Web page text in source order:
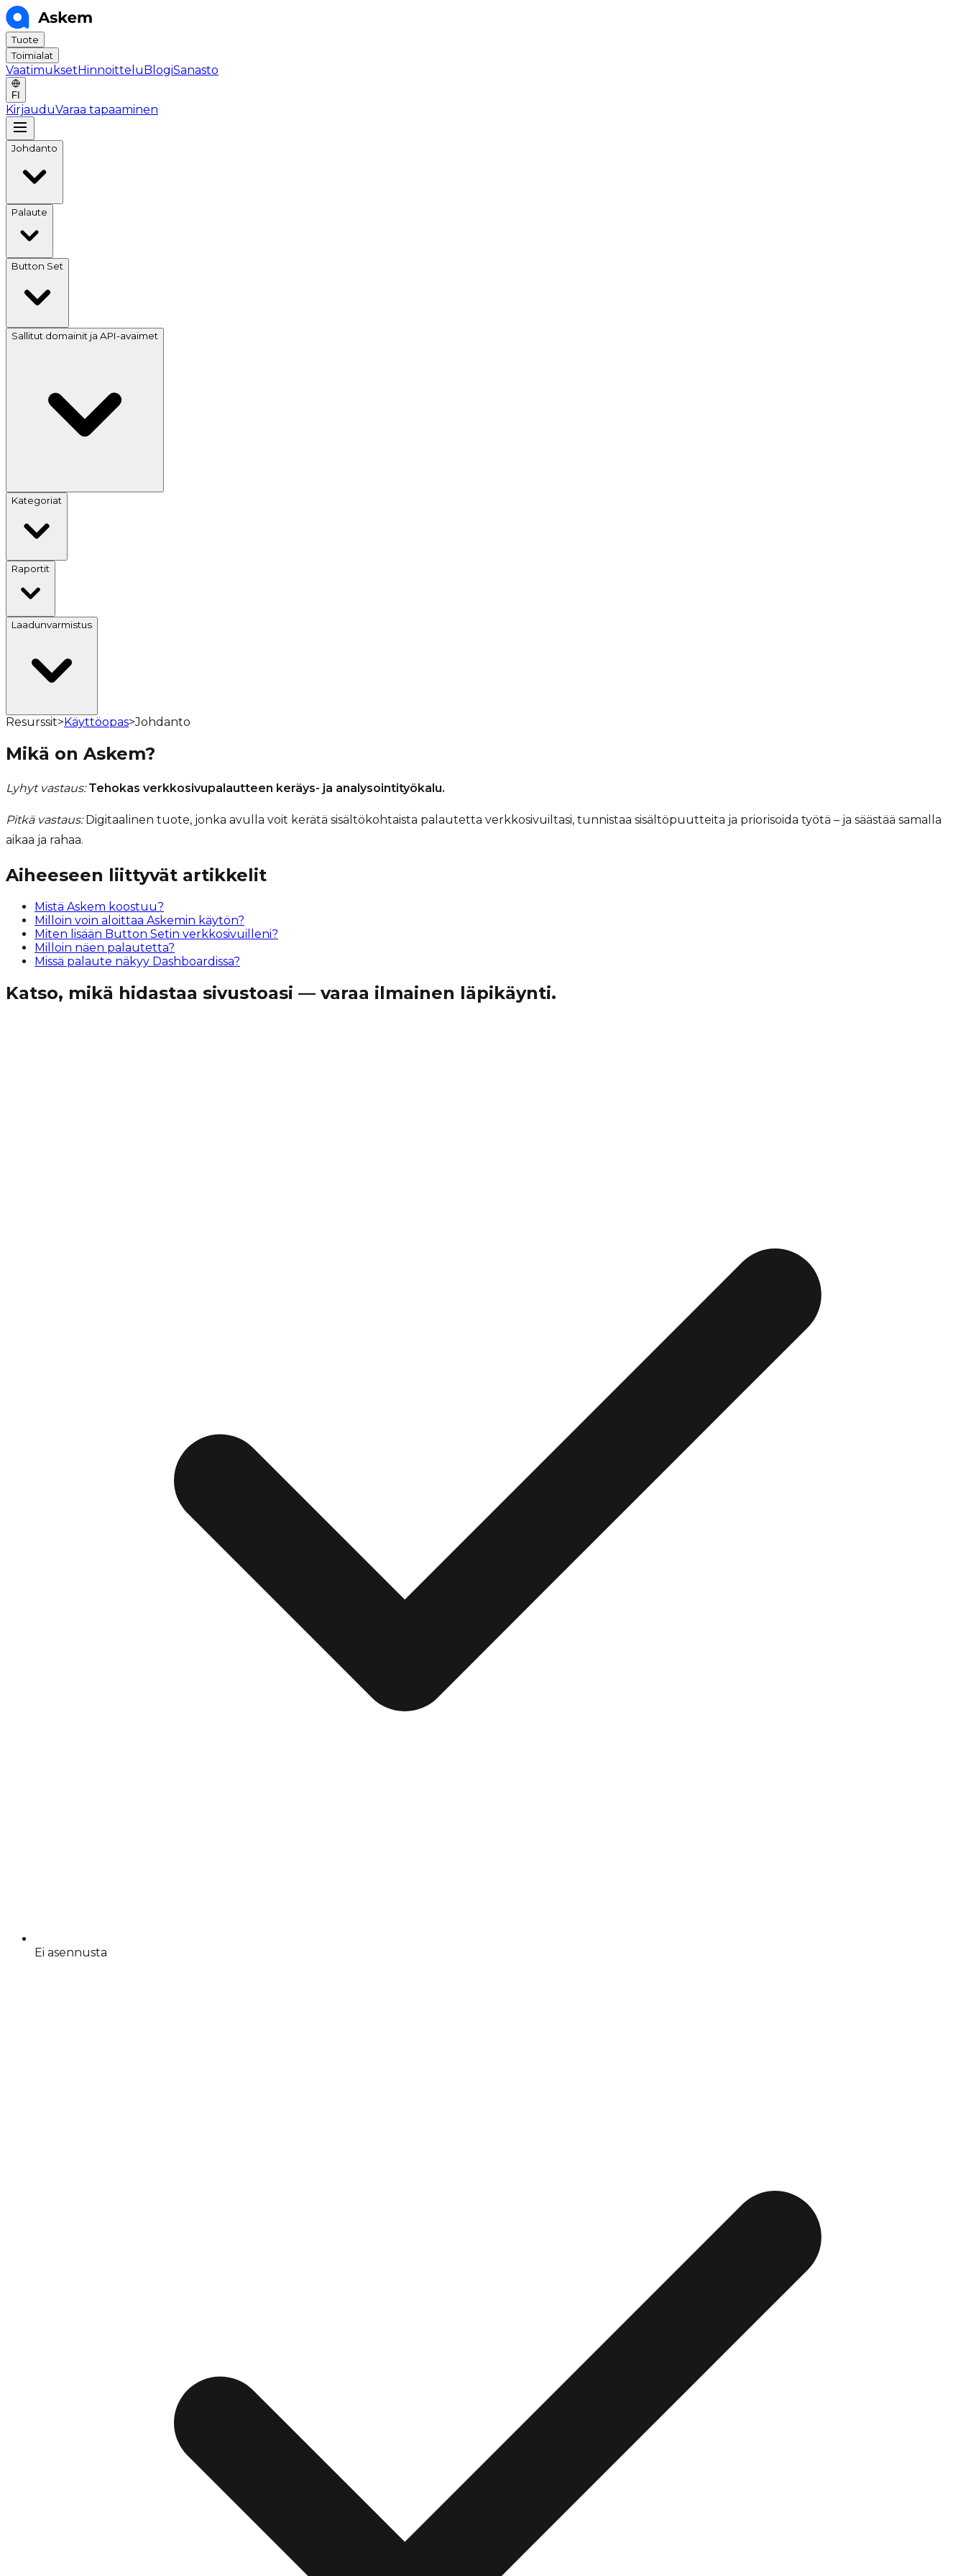
Tuote
Toimialat
VaatimuksetHinnoitteluBlogiSanasto
FI
KirjauduVaraa tapaaminen
Johdanto
Palaute
Button Set
Sallitut domainit ja API-avaimet
Kategoriat
Raportit
Laadunvarmistus
Resurssit>Käyttöopas>Johdanto
Mikä on Askem?
Lyhyt vastaus: Tehokas verkkosivupalautteen keräys- ja analysointityökalu.
Pitkä vastaus:Digitaalinen tuote, jonka avulla voit kerätä sisältökohtaista palautetta verkkosivuiltasi, tunnistaa sisältöpuutteita ja priorisoida työtä – ja säästää samalla
aikaa ja rahaa.
Aiheeseen liittyvät artikkelit
Mistä Askem koostuu?
Milloin voin aloittaa Askemin käytön?
Miten lisään Button Setin verkkosivuilleni?
Milloin näen palautetta?
Missä palaute näkyy Dashboardissa?
Katso, mikä hidastaa sivustoasi — varaa ilmainen läpikäynti.
Ei asennusta